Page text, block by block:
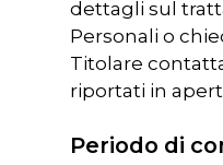
dettagli sul
Personali o
Titolare
riportati in
Periodo di